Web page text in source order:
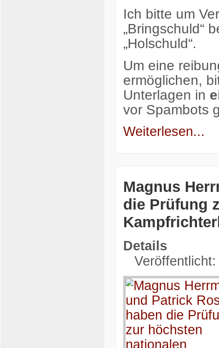
Ich bitte um
„Bringschuld“
„Holschuld“.
Um eine
ermöglichen,
Unterlagen in
vor Spambots
Weiterlesen...
Magnus
die Prüfung
Details